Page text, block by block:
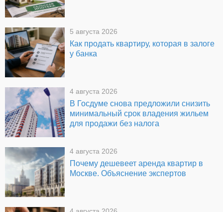
5 августа 2026
Как продать квартиру, которая в залоге
у банка
4 августа 2026
В Госдуме снова предложили снизить
минимальный срок владения жильем
для продажи без налога
4 августа 2026
Почему дешевеет аренда квартир в
Москве. Объяснение экспертов